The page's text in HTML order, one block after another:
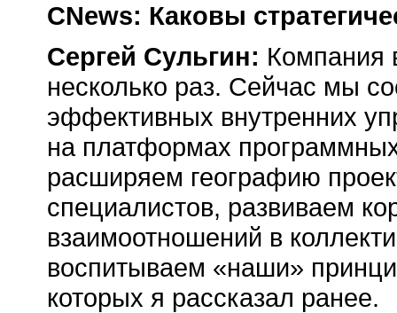
CNews: Каковы
Сергей Сульгин: Компания
несколько раз. Сейчас мы
эффективных внутренних
на платформах
расширяем географию
специалистов, развиваем
взаимоотношений в
воспитываем «наши»
которых я рассказал ранее.